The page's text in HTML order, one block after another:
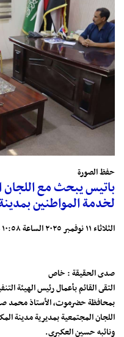
حفظ الصورة
باتيس يبحث مع اللجان
لخدمة المواطنين
الثلاثاء ١١ نوفمبر ٢٠٢٥ الساعة ١٠:٥٨ مساءً
صدى الحقيقة : خاص
التقى القائم بأعمال رئيس الهيئة
بمحافظة حضرموت، الأستاذ محمد
اللجان المجتمعية بمديرية مدينة
ونائبه حسين العكبري.